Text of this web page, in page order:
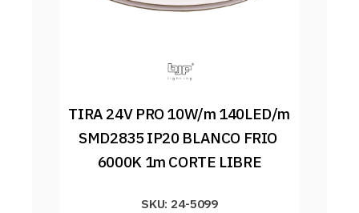
TIRA 24V PRO 10W/m 140LED/m
SMD2835 IP20 BLANCO FRIO
6000K 1m CORTE LIBRE
SKU: 24-5099